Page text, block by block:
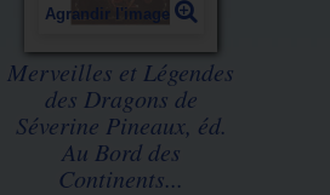
Agrandir l'image
Merveilles et Légendes
des Dragons de
Séverine Pineaux, éd.
Au Bord des
Continents...